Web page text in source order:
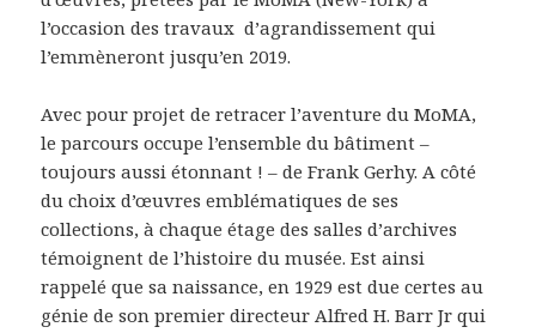
l’occasion des travaux d’agrandissement qui
l’emmèneront jusqu’en 2019.
Avec pour projet de retracer l’aventure du MoMA,
le parcours occupe l’ensemble du bâtiment –
toujours aussi étonnant ! – de Frank Gerhy. A côté
du choix d’œuvres emblématiques de ses
collections, à chaque étage des salles d’archives
témoignent de l’histoire du musée. Est ainsi
rappelé que sa naissance, en 1929 est due certes au
génie de son premier directeur Alfred H. Barr Jr qui